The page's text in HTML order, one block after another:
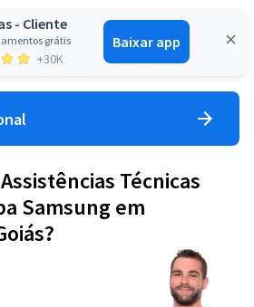
- Cliente
grátis
+30K
Baixar app
Entrar
Técnicas
Samsung em